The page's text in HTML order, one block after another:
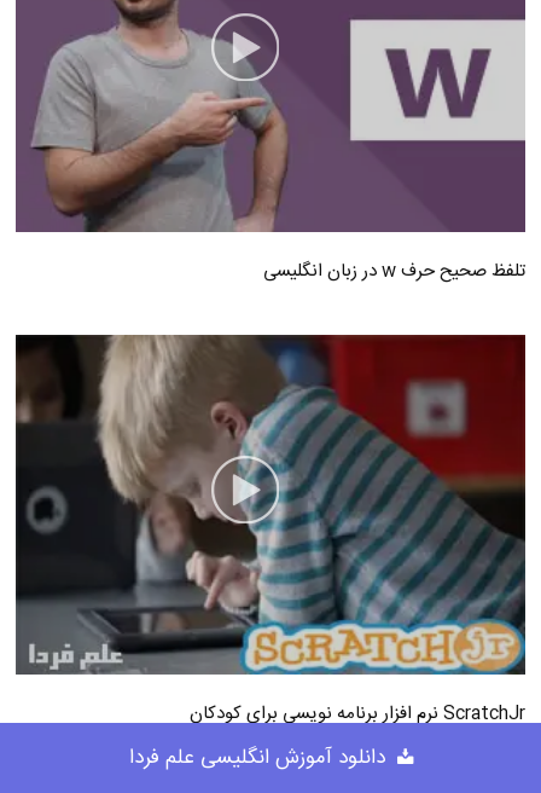
تلفظ صحیح حرف w در زبان انگلیسی
ScratchJr نرم افزار برنامه نویسی برای کودکان
دانلود آموزش انگلیسی علم فردا